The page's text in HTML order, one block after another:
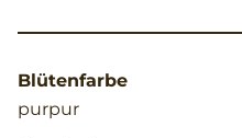
Blütenfarbe
purpur